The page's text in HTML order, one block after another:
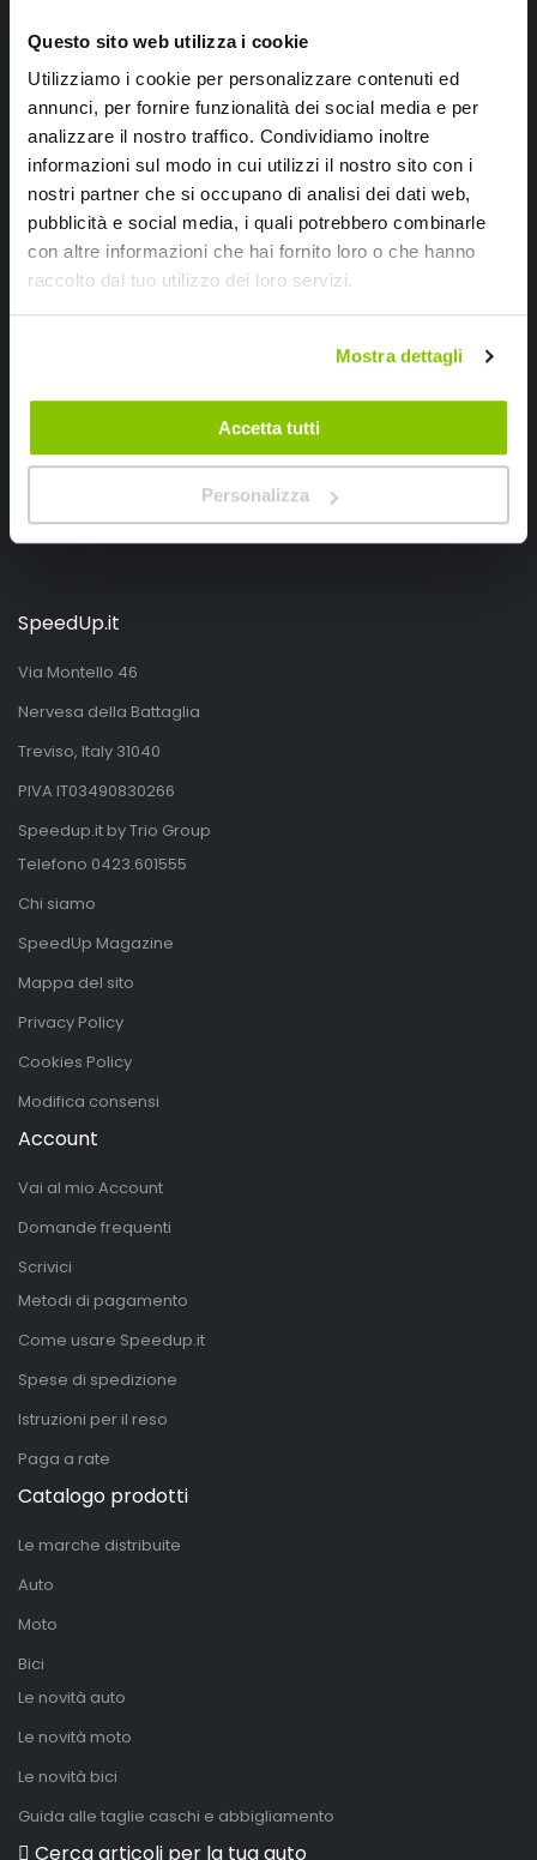
Questo sito web utilizza i cookie
Utilizziamo i cookie per personalizzare contenuti ed
annunci, per fornire funzionalità dei social media e per
analizzare il nostro traffico. Condividiamo inoltre
informazioni sul modo in cui utilizzi il nostro sito con i
nostri partner che si occupano di analisi dei dati web,
pubblicità e social media, i quali potrebbero combinarle
con altre informazioni che hai fornito loro o che hanno
raccolto dal tuo utilizzo dei loro servizi.
Mostra dettagli
Accetta tutti
Personalizza
Ho letto e accettato il documentoprivacy policy
Iscrivimi
SpeedUp.it
Via Montello 46
Nervesa della Battaglia
Treviso, Italy 31040
PIVA IT03490830266
Speedup.it by Trio Group
Telefono 0423.601555
Chi siamo
SpeedUp Magazine
Mappa del sito
Privacy Policy
Cookies Policy
Modifica consensi
Account
Vai al mio Account
Domande frequenti
Scrivici
Metodi di pagamento
Come usare Speedup.it
Spese di spedizione
Istruzioni per il reso
Paga a rate
Catalogo prodotti
Le marche distribuite
Auto
Moto
Bici
Le novità auto
Le novità moto
Le novità bici
Guida alle taglie caschi e abbigliamento
Cerca articoli per la tua auto